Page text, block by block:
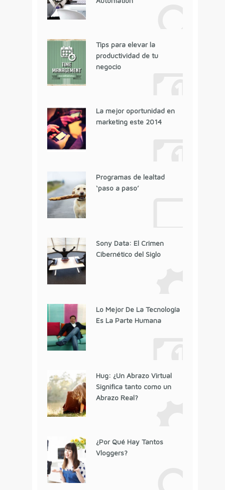
Tips para elevar la
productividad de tu
negocio
La mejor oportunidad en
marketing este 2014
Programas de lealtad
‘paso a paso’
Sony Data: El Crimen
Cibernético del Siglo
Lo Mejor De La Tecnología
Es La Parte Humana
Hug: ¿Un Abrazo Virtual
Significa tanto como un
Abrazo Real?
¿Por Qué Hay Tantos
Vloggers?